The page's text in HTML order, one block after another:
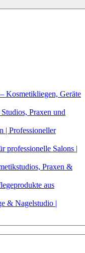
Kosmetikliegen, Geräte
Praxen und
| Professioneller
professionelle Salons |
Praxen &
aus
& Nagelstudio |